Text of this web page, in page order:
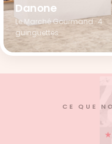
Danone
Le Marché Gourmand · 4
guinguettes
CE QUE